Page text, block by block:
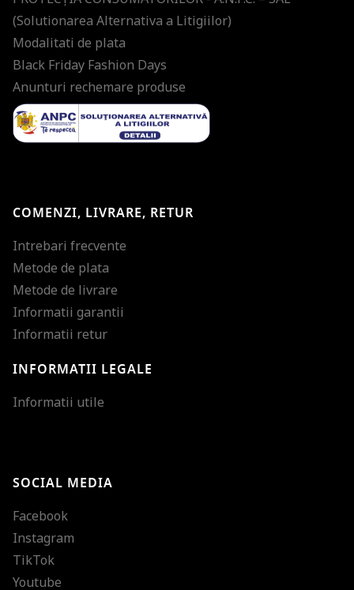
(Solutionarea Alternativa a Litigiilor)
Modalitati de plata
Black Friday Fashion Days
Anunturi rechemare produse
COMENZI, LIVRARE, RETUR
Intrebari frecvente
Metode de plata
Metode de livrare
Informatii garantii
Informatii retur
INFORMATII LEGALE
Informatii utile
SOCIAL MEDIA
Facebook
Instagram
TikTok
Youtube